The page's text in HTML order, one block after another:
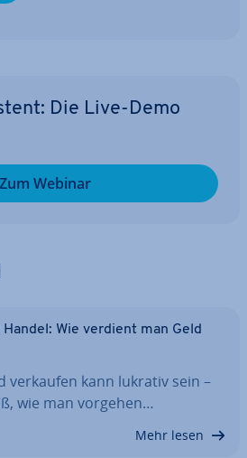
Die Live-Demo
Zum Webinar
Wie verdient man Geld
verkaufen kann lukrativ sein –
wie man vorgehen…
Mehr lesen